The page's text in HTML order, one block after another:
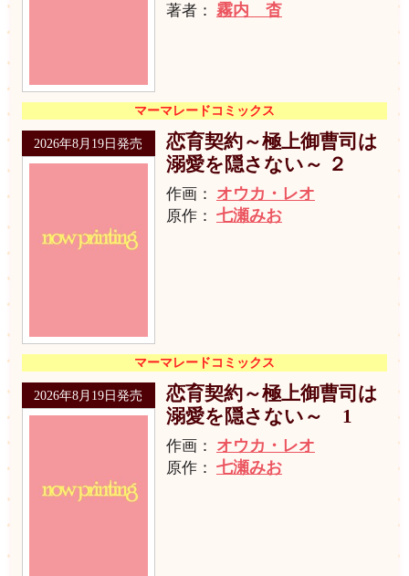
著者： 霧内 杳
マーマレードコミックス
2026年8月19日発売
恋育契約～極上御曹司は
溺愛を隠さない～ ２
作画： オウカ・レオ
原作： 七瀬みお
マーマレードコミックス
2026年8月19日発売
恋育契約～極上御曹司は
溺愛を隠さない～ 1
作画： オウカ・レオ
原作： 七瀬みお